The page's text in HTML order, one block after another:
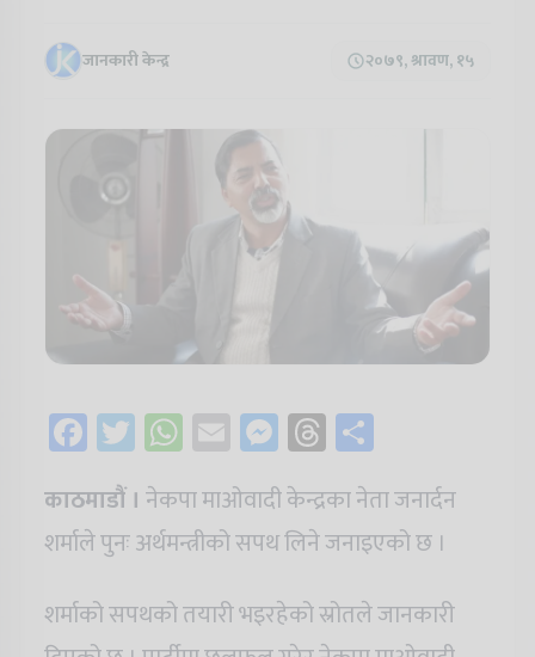
जानकारी केन्द्र २०७९, श्रावण, १५
Facebook
Twitter
WhatsApp
EmailMessenger
Threads
काठमाडौं । नेकपा माओवादी केन्द्रका नेता जनार्दन
शर्माले पुनः अर्थमन्त्रीको सपथ लिने जनाइएको छ ।
शर्माको सपथको तयारी भइरहेको स्रोतले जानकारी